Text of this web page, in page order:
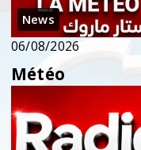
News
06/08/2026
Météo